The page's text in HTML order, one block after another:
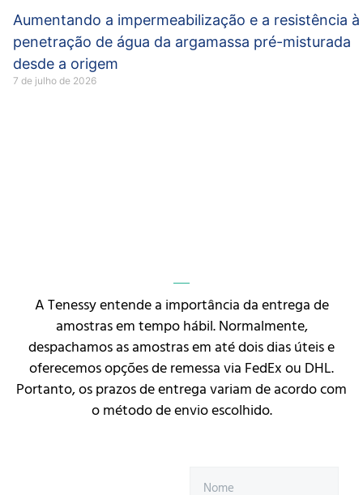
Aumentando a impermeabilização e a resistência à
penetração de água da argamassa pré-misturada
desde a origem
7 de julho de 2026
A Tenessy entende a importância da entrega de
amostras em tempo hábil. Normalmente,
despachamos as amostras em até dois dias úteis e
oferecemos opções de remessa via FedEx ou DHL.
Portanto, os prazos de entrega variam de acordo com
o método de envio escolhido.